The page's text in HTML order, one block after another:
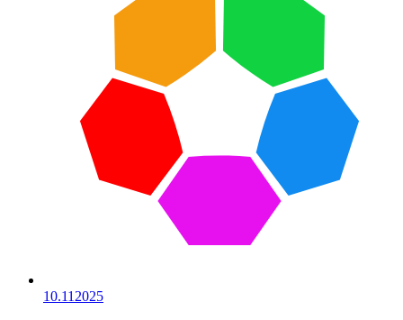
10.11 2025